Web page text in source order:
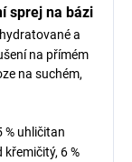
sprej na bázi
a
na přímém
na suchém,
% uhličitan
křemičitý, 6 %